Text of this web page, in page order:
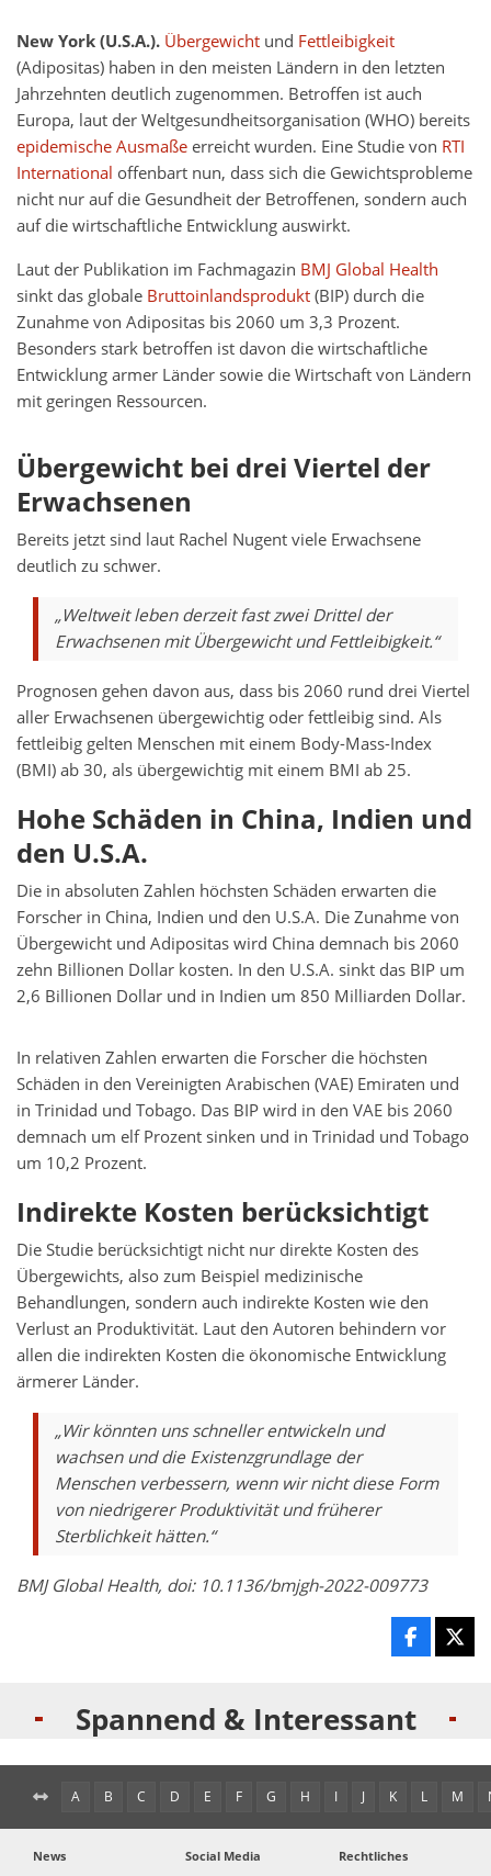
New York (U.S.A.). Übergewicht und Fettleibigkeit
(Adipositas) haben in den meisten Ländern in den letzten
Jahrzehnten deutlich zugenommen. Betroffen ist auch
Europa, laut der Weltgesundheitsorganisation (WHO) bereits
epidemische Ausmaße erreicht wurden. Eine Studie von RTI
International offenbart nun, dass sich die Gewichtsprobleme
nicht nur auf die Gesundheit der Betroffenen, sondern auch
auf die wirtschaftliche Entwicklung auswirkt.
Laut der Publikation im Fachmagazin BMJ Global Health
sinkt das globale Bruttoinlandsprodukt(BIP) durch die
Zunahme von Adipositas bis 2060 um 3,3 Prozent.
Besonders stark betroffen ist davon die wirtschaftliche
Entwicklung armer Länder sowie die Wirtschaft von Ländern
mit geringen Ressourcen.
Übergewicht bei drei Viertel der
Erwachsenen
Bereits jetzt sind laut Rachel Nugent viele Erwachsene
deutlich zu schwer.
„Weltweit leben derzeit fast zwei Drittel der
Erwachsenen mit Übergewicht und Fettleibigkeit.“
Prognosen gehen davon aus, dass bis 2060 rund drei Viertel
aller Erwachsenen übergewichtig oder fettleibig sind. Als
fettleibig gelten Menschen mit einem Body-Mass-Index
(BMI) ab 30, als übergewichtig mit einem BMI ab 25.
Hohe Schäden in China, Indien und
den U.S.A.
Die in absoluten Zahlen höchsten Schäden erwarten die
Forscher in China, Indien und den U.S.A. Die Zunahme von
Übergewicht und Adipositas wird China demnach bis 2060
zehn Billionen Dollar kosten. In den U.S.A. sinkt das BIP um
2,6 Billionen Dollar und in Indien um 850 Milliarden Dollar.
In relativen Zahlen erwarten die Forscher die höchsten
Schäden in den Vereinigten Arabischen (VAE) Emiraten und
in Trinidad und Tobago. Das BIP wird in den VAE bis 2060
demnach um elf Prozent sinken und in Trinidad und Tobago
um 10,2 Prozent.
Indirekte Kosten berücksichtigt
Die Studie berücksichtigt nicht nur direkte Kosten des
Übergewichts, also zum Beispiel medizinische
Behandlungen, sondern auch indirekte Kosten wie den
Verlust an Produktivität. Laut den Autoren behindern vor
allen die indirekten Kosten die ökonomische Entwicklung
ärmerer Länder.
„Wir könnten uns schneller entwickeln und
wachsen und die Existenzgrundlage der
Menschen verbessern, wenn wir nicht diese Form
von niedrigerer Produktivität und früherer
Sterblichkeit hätten.“
BMJ Global Health, doi: 10.1136/bmjgh-2022-009773
Spannend & Interessant
A B C D E F G H I J K L M
News
Social Media
Rechtliches